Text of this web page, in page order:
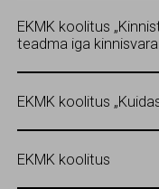
EKMK koolitus
teadma iga
EKMK koolitus
EKMK koolitus